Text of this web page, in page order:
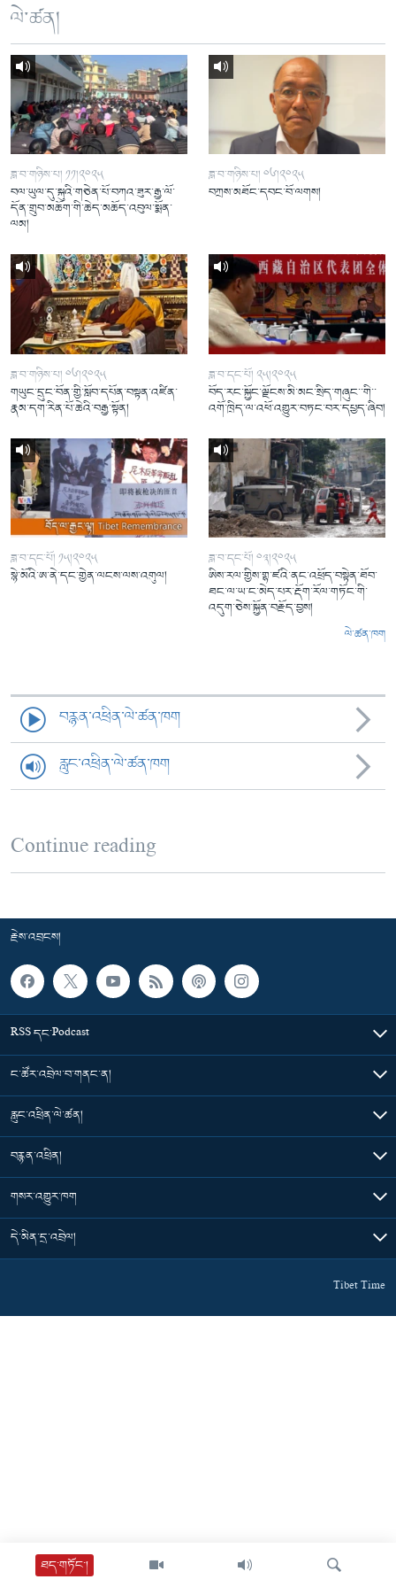
ཐད་གཏོང་།
ལེ་ཚན།
ཟླ་བ་གཉིས་པ། ༡༡།༢༠༢༥
བལ་ཡུལ་དུ་སྐུའི་གཅེན་པོ་བཀའ་ཟུར་རྒྱ་ལོ་
དོན་གྲུབ་མཆོག་གི་ཆེད་མཆོད་འབུལ་སྨོན་
ལམ།
ཟླ་བ་གཉིས་པ། ༠༦།༢༠༢༥
བཀྲས་མཐོང་དབང་བོ་ལགས།
ཟླ་བ་གཉིས་པ། ༠༦།༢༠༢༥
གཡུང་དྲུང་བོན་གྱི་སློབ་དཔོན་བསྟན་འཛིན་
རྣམ་དག་རིན་པོ་ཆེའི་བརྒྱ་སྟོན།
ཟླ་བ་དང་པོ། ༢༥།༢༠༢༥
བོད་རང་སྐྱོང་ལྗོངས་མི་མང་སྲིད་གཞུང་་གི་་
འགོ་ཁྲིད་ལ་འཕོ་འགྱུར་བཏང་བར་དཔྱད་ཞིབ།
ཟླ་བ་དང་པོ། ༡༥།༢༠༢༥
སྙེ་མོའི་ཨ་ནེ་དང་གྱེན་ལངས་ལས་འགུལ།
ཟླ་བ་དང་པོ། ༠༣།༢༠༢༥
ཨིས་རལ་གྱིས་གྷ་ཛའི་ནང་འཕྲོད་བསྟེན་ཐོབ་
ཐང་ལ་ཡ་ང་མེད་པར་རྡོག་རོལ་གཏོང་གི་
འདུག་ཅེས་སྐྱོན་བརྗོད་བྱས།
ལེ་ཚན་ཁག
བརྙན་འཕྲིན་ལེ་ཚན་ཁག
རླུང་འཕྲིན་ལེ་ཚན་ཁག
Continue reading
རྗེས་འབྲངས།
RSS དང་Podcast
ང་ཚོར་འབྲེལ་བ་གནང་ན།
རླུང་འཕྲིན་ལེ་ཚན།
བརྙན་འཕྲིན།
གསར་འགྱུར་ཁག
དེ་མིན་དྲ་འབྲེལ།
Tibet Time